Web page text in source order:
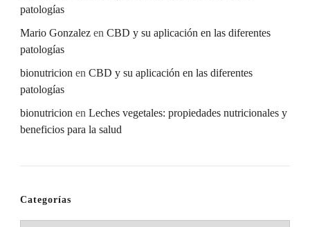
patologías
Mario Gonzalez en CBD y su aplicación en las diferentes
patologías
bionutricion en CBD y su aplicación en las diferentes
patologías
bionutricion en Leches vegetales: propiedades nutricionales y
beneficios para la salud
Categorías